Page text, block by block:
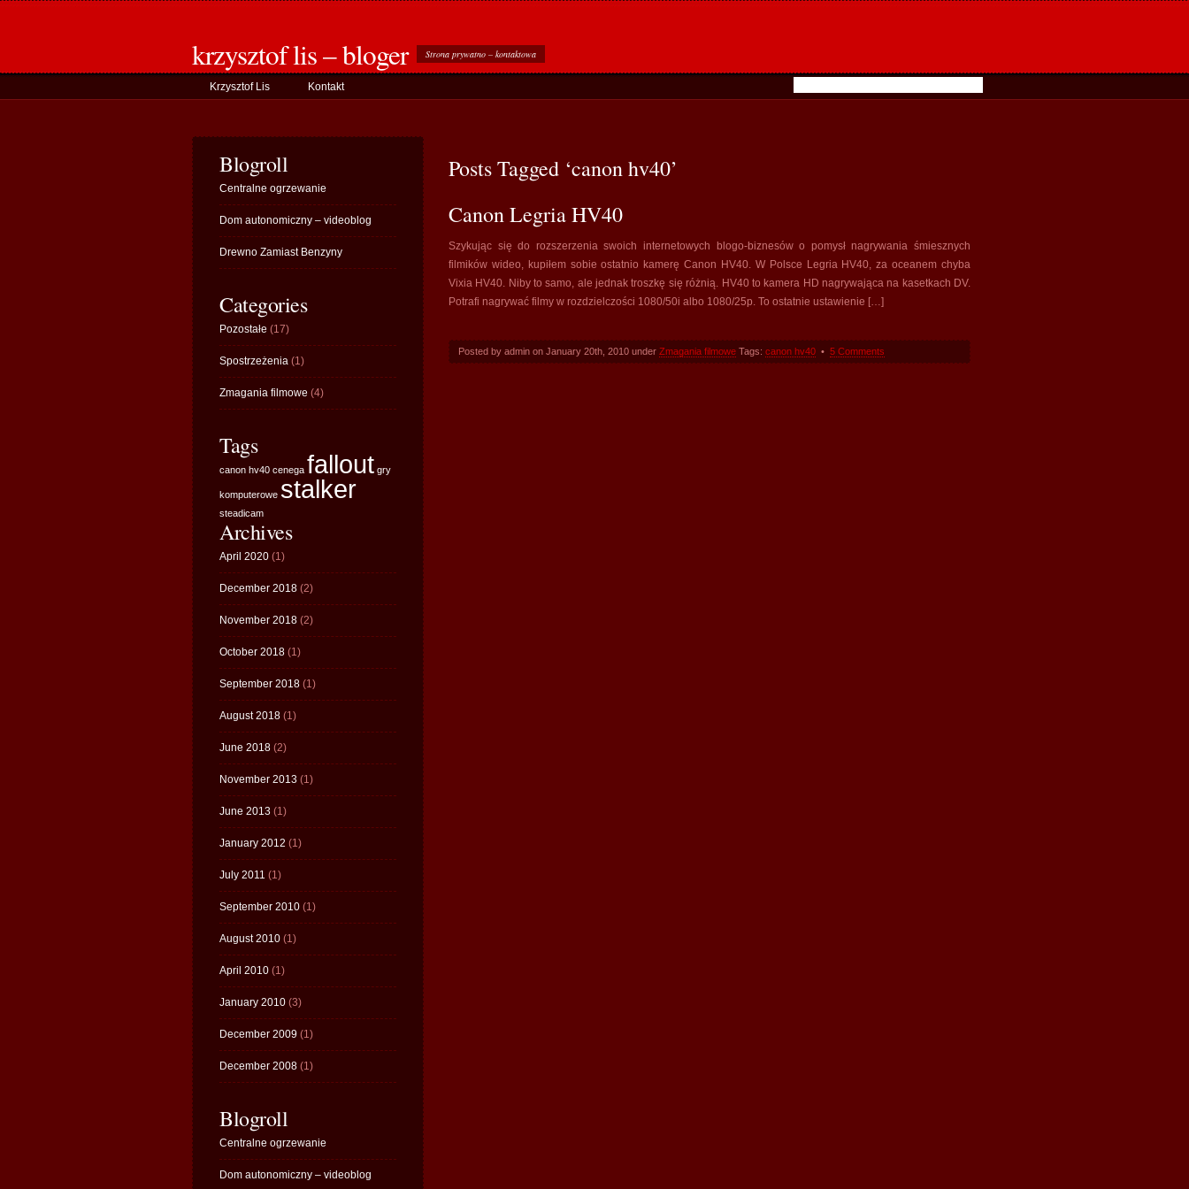
krzysztof lis – bloger Strona prywatno – kontaktowa
Krzysztof Lis Kontakt
Posts Tagged ‘canon hv40’
Canon Legria HV40
Szykując się do rozszerzenia swoich internetowych blogo-biznesów o pomysł nagrywania śmiesznych
filmików wideo, kupiłem sobie ostatnio kamerę Canon HV40. W Polsce Legria HV40, za oceanem chyba
Vixia HV40. Niby to samo, ale jednak troszkę się różnią. HV40 to kamera HD nagrywająca na kasetkach DV.
Potrafi nagrywać filmy w rozdzielczości 1080/50i albo 1080/25p. To ostatnie ustawienie […]
Posted by admin on January 20th, 2010 under Zmagania filmowe Tags: canon hv40 • 5 Comments
Blogroll
Centralne ogrzewanie
Dom autonomiczny – videoblog
Drewno Zamiast Benzyny
Categories
Pozostałe (17)
Spostrzeżenia (1)
Zmagania filmowe (4)
Tags
canon hv40 cenega fallout gry
komputerowe stalker
steadicam
Archives
April 2020 (1)
December 2018 (2)
November 2018 (2)
October 2018 (1)
September 2018 (1)
August 2018 (1)
June 2018 (2)
November 2013 (1)
June 2013 (1)
January 2012 (1)
July 2011 (1)
September 2010 (1)
August 2010 (1)
April 2010 (1)
January 2010 (3)
December 2009 (1)
December 2008 (1)
Blogroll
Centralne ogrzewanie
Dom autonomiczny – videoblog